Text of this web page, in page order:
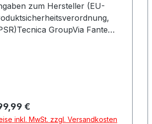
zum Hersteller (EU-
GroupVia Fante
Preis:
€
inkl. MwSt. zzgl. Versandkosten